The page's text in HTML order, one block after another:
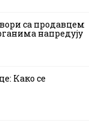
са продавцем
напредују
Како се